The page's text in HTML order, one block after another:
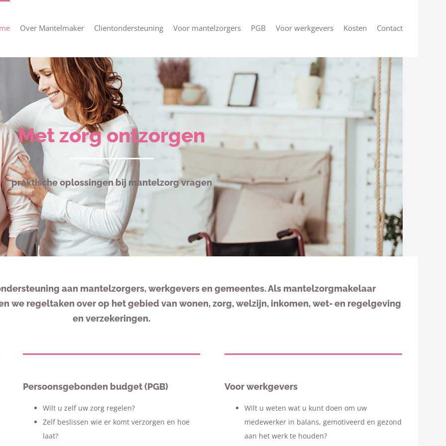
Over Mantelmaker Clientondersteuning Voor mantelzorgers PGB Voor werkgevers Kosten Contact
Met zorg ontzorgen
praktische oplossingen bij mantelzorg vragen
aan mantelzorgers, werkgevers en gemeentes. Als mantelzorgmakelaar
we regeltaken over op het gebied van wonen, zorg, welzijn, inkomen, wet- en regelgeving
en verzekeringen.
Persoonsgebonden budget (PGB)
Wilt u zelf uw zorg regelen?
Zelf beslissen wie er komt verzorgen en hoe
laat?
Voor werkgevers
Wilt u weten wat u kunt doen om uw
medewerker in balans, gemotiveerd en gezond
aan het werk te houden?